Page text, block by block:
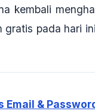
kembali
gratis pada hari
&